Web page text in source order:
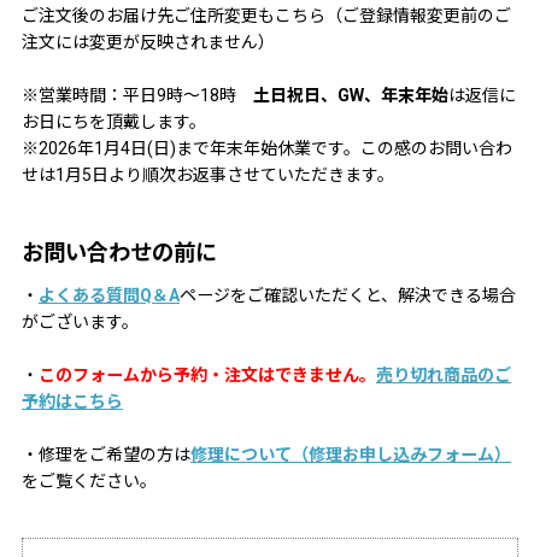
ご注文後のお届け先ご住所変更もこちら（ご登録情報変更前のご
注文には変更が反映されません）
※営業時間：平日9時〜18時 土日祝日、GW、年末年始は返信に
お日にちを頂戴します。
※2026年1月4日(日)まで年末年始休業です。この感のお問い合わ
せは1月5日より順次お返事させていただきます。
お問い合わせの前に
・ よくある質問Q＆Aページをご確認いただくと、解決できる場合
がございます。
・ このフォームから予約・注文はできません。 売り切れ商品のご
予約はこちら
・修理をご希望の方は修理について（修理お申し込みフォーム）
をご覧ください。